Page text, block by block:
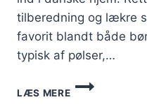
tilberedning og lækre
favorit blandt både
typisk af pølser,…
LÆS MERE
SVENSK
PØLSERET